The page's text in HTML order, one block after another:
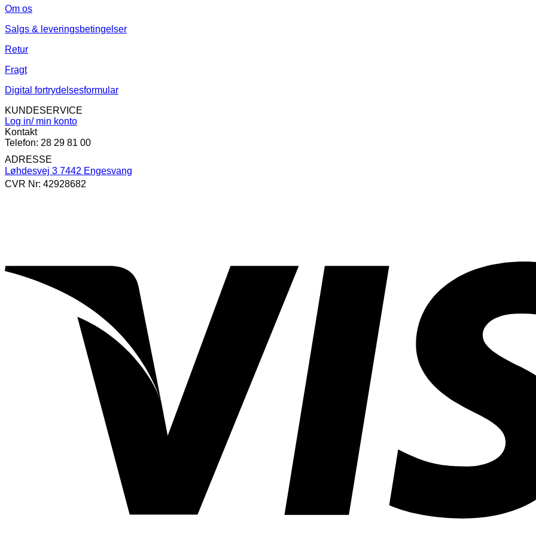
Om os
Salgs & leveringsbetingelser
Retur
Fragt
Digital fortrydelsesformular
KUNDESERVICE
Log in/ min konto
Kontakt
Telefon: 28 29 81 00
ADRESSE
Løhdesvej 3 7442 Engesvang
CVR Nr: 42928682